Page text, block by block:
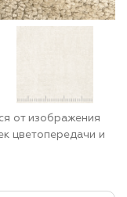
от изображения
цветопередачи и